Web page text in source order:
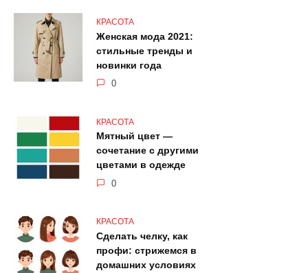
КРАСОТА
Женская мода 2021:
стильные тренды и
новинки года
0
КРАСОТА
Мятный цвет —
сочетание с другими
цветами в одежде
0
КРАСОТА
Сделать челку, как
профи: стрижемся в
домашних условиях